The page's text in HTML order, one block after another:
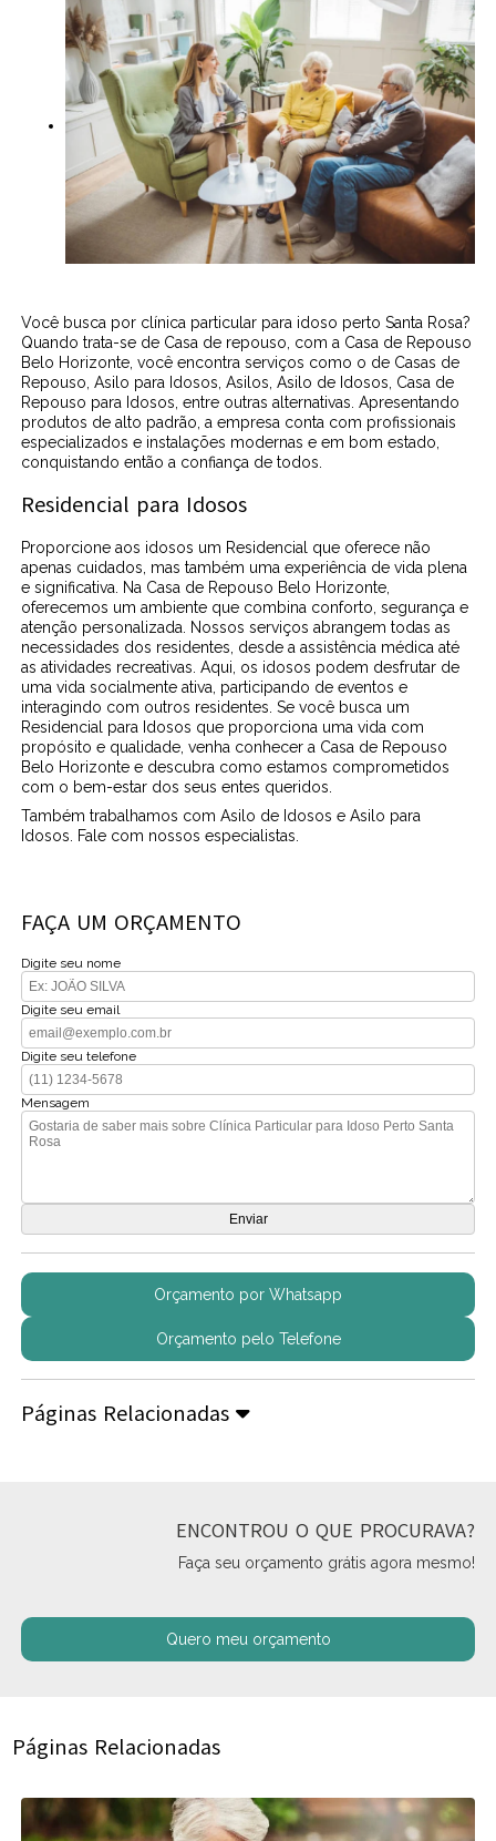
Você busca por clínica particular para idoso perto Santa Rosa?
Quando trata-se de Casa de repouso, com a Casa de Repouso
Belo Horizonte, você encontra serviços como o de Casas de
Repouso, Asilo para Idosos, Asilos, Asilo de Idosos, Casa de
Repouso para Idosos, entre outras alternativas. Apresentando
produtos de alto padrão, a empresa conta com profissionais
especializados e instalações modernas e em bom estado,
conquistando então a confiança de todos.
Residencial para Idosos
Proporcione aos idosos um Residencial que oferece não
apenas cuidados, mas também uma experiência de vida plena
e significativa. Na Casa de Repouso Belo Horizonte,
oferecemos um ambiente que combina conforto, segurança e
atenção personalizada. Nossos serviços abrangem todas as
necessidades dos residentes, desde a assistência médica até
as atividades recreativas. Aqui, os idosos podem desfrutar de
uma vida socialmente ativa, participando de eventos e
interagindo com outros residentes. Se você busca um
Residencial para Idosos que proporciona uma vida com
propósito e qualidade, venha conhecer a Casa de Repouso
Belo Horizonte e descubra como estamos comprometidos
com o bem-estar dos seus entes queridos.
Também trabalhamos com Asilo de Idosos e Asilo para
Idosos. Fale com nossos especialistas.
FAÇA UM ORÇAMENTO
Digite seu nome
Digite seu email
Digite seu telefone
Mensagem
Orçamento por Whatsapp
Orçamento pelo Telefone
Páginas Relacionadas
ENCONTROU O QUE PROCURAVA?
Faça seu orçamento grátis agora mesmo!
Quero meu orçamento
Páginas Relacionadas